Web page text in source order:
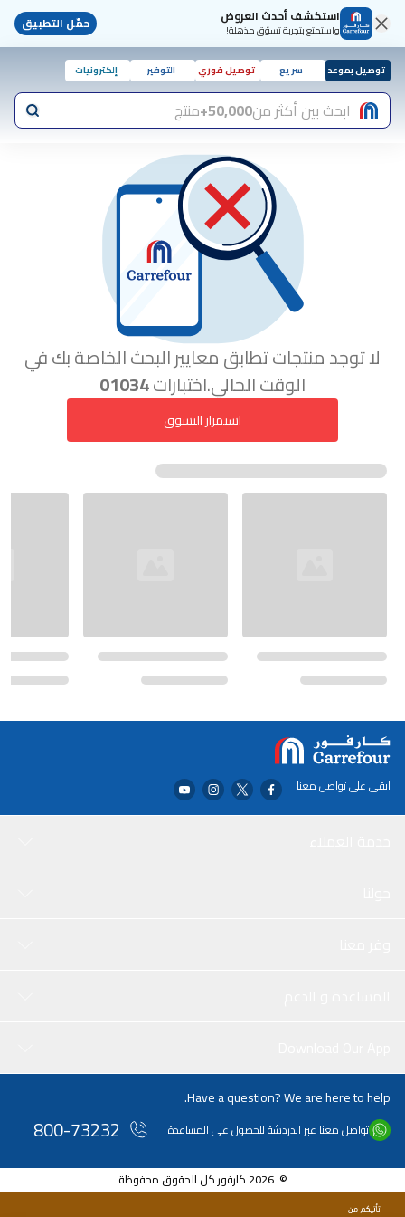
استكشف أحدث العروض
واستمتع بتجربة تسوّق مذهلة! حمّل التطبيق
توصيل بموعد سريع توصيل فوري التوفير إلكترونيات
ابحث بين أكثر من50,000+ منتج
لا توجد منتجات تطابق معايير البحث الخاصة بك في
الوقت الحالي.اختبارات01034
استمرار التسوق
ابقى على تواصل معنا
Have a question? We are here to help.
تواصل معنا عبر الدردشة للحصول على المساعدة 800-73232
© 2026 كارفور كل الحقوق محفوظة